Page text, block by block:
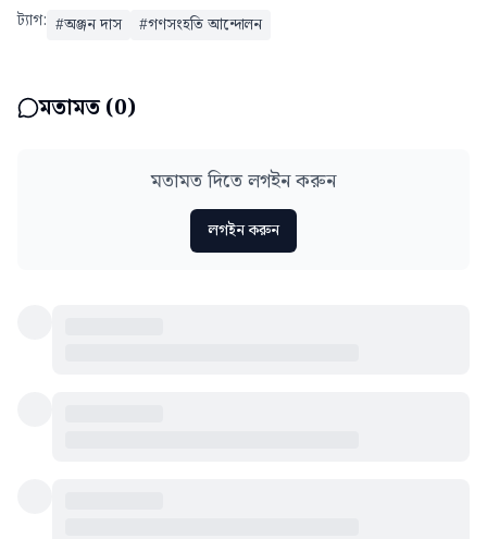
ট্যাগ: #অঞ্জন দাস #গণসংহতি আন্দোলন
মতামত (0)
মতামত দিতে লগইন করুন
লগইন করুন